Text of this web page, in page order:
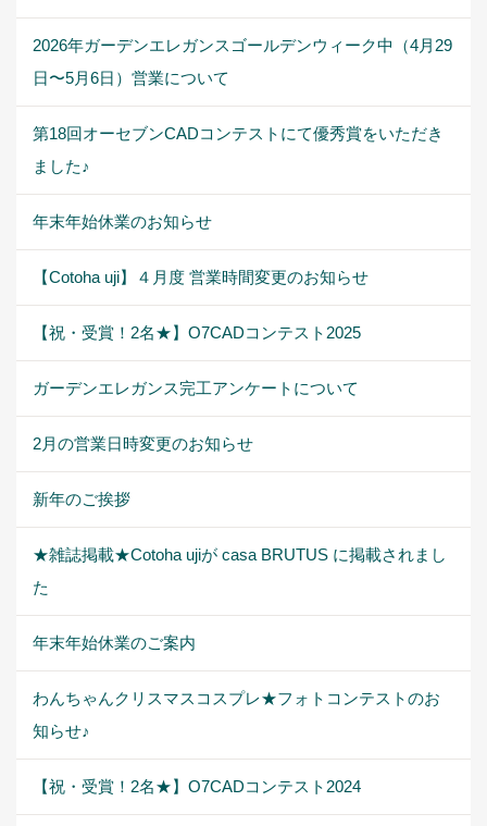
2026年ガーデンエレガンスゴールデンウィーク中（4月29
日〜5月6日）営業について
第18回オーセブンCADコンテストにて優秀賞をいただき
ました♪
年末年始休業のお知らせ
【Cotoha uji】４月度 営業時間変更のお知らせ
【祝・受賞！2名★】O7CADコンテスト2025
ガーデンエレガンス完工アンケートについて
2月の営業日時変更のお知らせ
新年のご挨拶
★雑誌掲載★Cotoha ujiが casa BRUTUS に掲載されまし
た
年末年始休業のご案内
わんちゃんクリスマスコスプレ★フォトコンテストのお
知らせ♪
【祝・受賞！2名★】O7CADコンテスト2024